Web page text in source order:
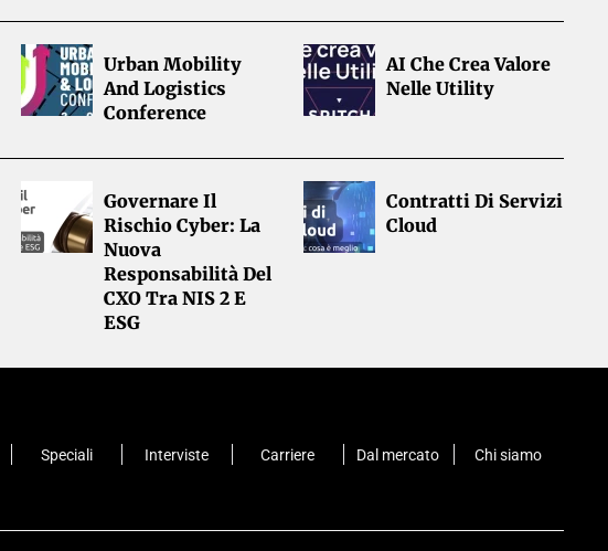
Urban Mobility
And Logistics
Conference
AI Che Crea Valore
Nelle Utility
Governare Il
Rischio Cyber: La
Nuova
Responsabilità Del
CXO Tra NIS 2 E
ESG
Contratti Di Servizi
Cloud
Speciali Interviste Carriere Dal mercato Chi siamo